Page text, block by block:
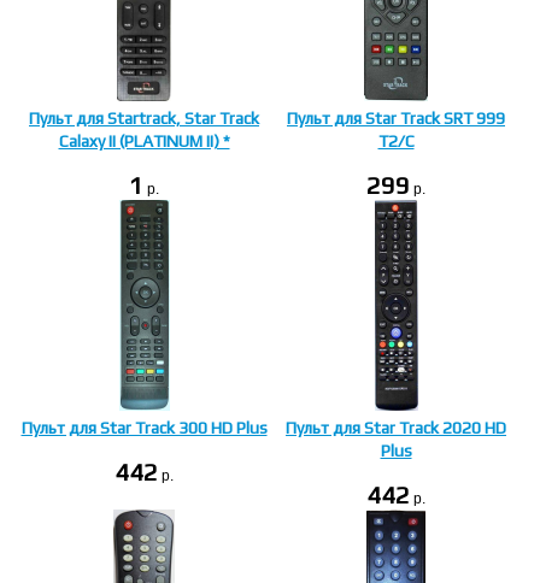
Пульт для Startrack, Star Track
Calaxy II (PLATINUM II) *
1 p.
Пульт для Star Track SRT 999
T2/C
299 p.
Пульт для Star Track 300 HD Plus
442 p.
Пульт для Star Track 2020 HD
Plus
442 p.